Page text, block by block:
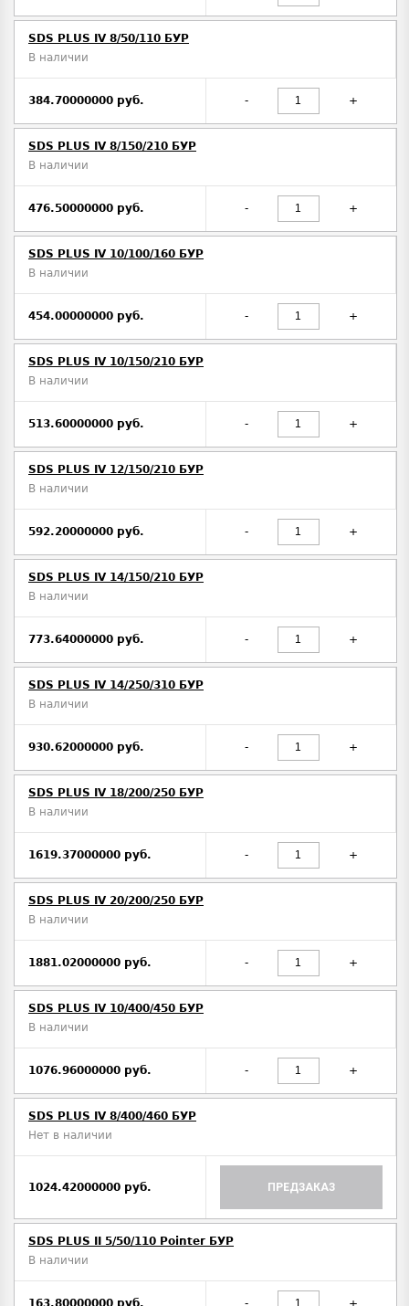
SDS PLUS IV 8/50/110 БУР
В наличии
384.70000000 руб. - +
SDS PLUS IV 8/150/210 БУР
В наличии
476.50000000 руб. - +
SDS PLUS IV 10/100/160 БУР
В наличии
454.00000000 руб. - +
SDS PLUS IV 10/150/210 БУР
В наличии
513.60000000 руб. - +
SDS PLUS IV 12/150/210 БУР
В наличии
592.20000000 руб. - +
SDS PLUS IV 14/150/210 БУР
В наличии
773.64000000 руб. - +
SDS PLUS IV 14/250/310 БУР
В наличии
930.62000000 руб. - +
SDS PLUS IV 18/200/250 БУР
В наличии
1619.37000000 руб. - +
SDS PLUS IV 20/200/250 БУР
В наличии
1881.02000000 руб. - +
SDS PLUS IV 10/400/450 БУР
В наличии
1076.96000000 руб. - +
SDS PLUS IV 8/400/460 БУР
Нет в наличии
1024.42000000 руб. ПРЕДЗАКАЗ
SDS PLUS II 5/50/110 Pointer БУР
В наличии
163.80000000 руб. - +